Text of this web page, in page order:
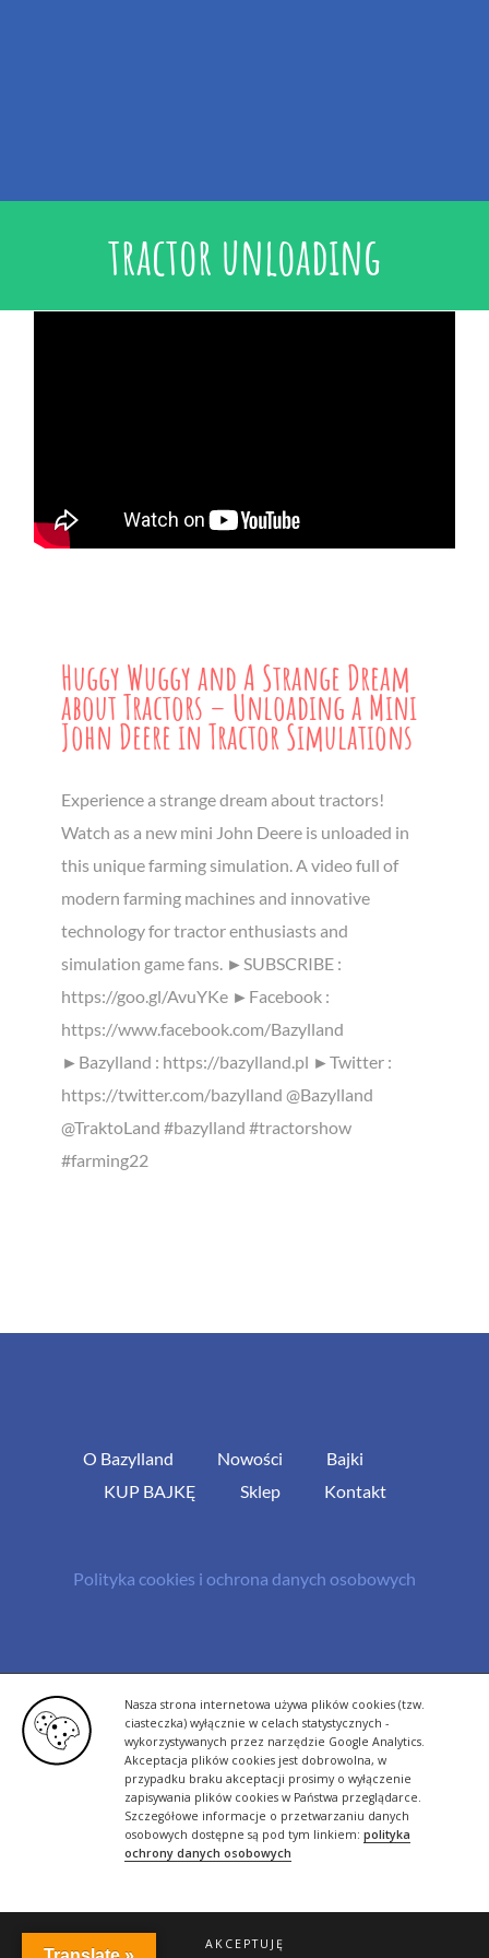
Nasza strona internetowa używa plików cookies (tzw.
ciasteczka) wyłącznie w celach statystycznych -
wykorzystywanych przez narzędzie Google Analytics.
Akceptacja plików cookies jest dobrowolna, w
przypadku braku akceptacji prosimy o wyłączenie
zapisywania plików cookies w Państwa przeglądarce.
Szczegółowe informacje o przetwarzaniu danych
osobowych dostępne są pod tym linkiem: polityka
ochrony danych osobowych
AKCEPTUJĘ
tractor unloading
Huggy Wuggy and A Strange Dream
about Tractors – Unloading a Mini
John Deere in Tractor Simulations
Experience a strange dream about tractors!
Watch as a new mini John Deere is unloaded in
this unique farming simulation. A video full of
modern farming machines and innovative
technology for tractor enthusiasts and
simulation game fans. ►SUBSCRIBE :
https://goo.gl/AvuYKe ►Facebook :
https://www.facebook.com/Bazylland
►Bazylland : https://bazylland.pl ►Twitter :
https://twitter.com/bazylland @Bazylland
@TraktoLand #bazylland #tractorshow
#farming22
O Bazylland Nowości
Bajki
KUP BAJKĘ
Sklep Kontakt
Polityka cookies i ochrona danych osobowych
rutyna.pl - tworzenie stron www